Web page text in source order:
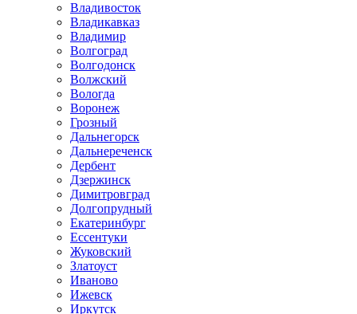
Владивосток
Владикавказ
Владимир
Волгоград
Волгодонск
Волжский
Вологда
Воронеж
Грозный
Дальнегорск
Дальнереченск
Дербент
Дзержинск
Димитровград
Долгопрудный
Екатеринбург
Ессентуки
Жуковский
Златоуст
Иваново
Ижевск
Иркутск